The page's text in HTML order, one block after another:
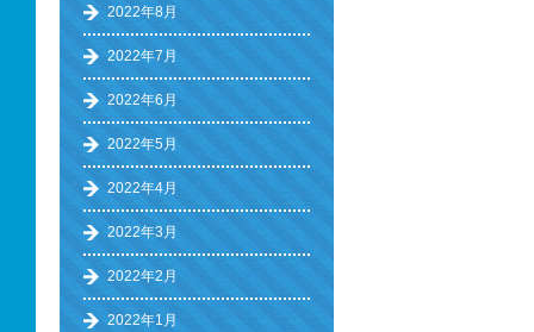
2022年8月
2022年7月
2022年6月
2022年5月
2022年4月
2022年3月
2022年2月
2022年1月